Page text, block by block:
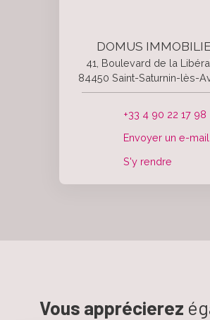
DOMUS
41, Boulevard de la
84450 Saint-Saturnin-lès-
+33 4 90 22 17 98
Envoyer un e-mail
S'y rendre
Vous apprécierez